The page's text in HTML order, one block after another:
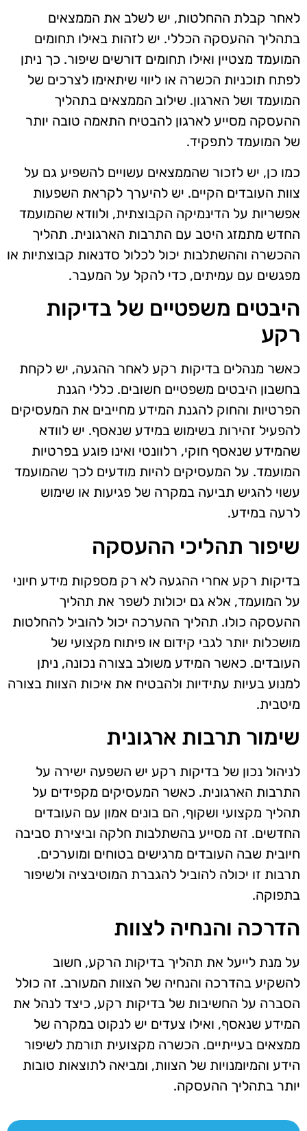
לאחר קבלת ההחלטות, יש לשלב את הממצאים
בתהליך ההעסקה הכללי. יש לזהות באילו תחומים
המועמד מצטיין ואילו תחומים דורשים שיפור. כך ניתן
לפתח תוכניות הכשרה או ליווי שיתאימו לצרכים של
המועמד ושל הארגון. שילוב הממצאים בתהליך
ההעסקה מסייע לארגון להבטיח התאמה טובה יותר
של המועמד לתפקיד.
כמו כן, יש לזכור שהממצאים עשויים להשפיע גם על
צוות העובדים הקיים. יש להיערך לקראת השפעות
אפשריות על הדינמיקה הקבוצתית, ולוודא שהמועמד
החדש מתמזג היטב עם התרבות הארגונית. תהליך
ההכשרה וההשתלבות יכול לכלול סדנאות קבוצתיות או
מפגשים עם עמיתים, כדי להקל על המעבר.
היבטים משפטיים של בדיקות
רקע
כאשר מנהלים בדיקות רקע לאחר ההגעה, יש לקחת
בחשבון היבטים משפטיים חשובים. כללי הגנת
הפרטיות והחוק להגנת המידע מחייבים את המעסיקים
להפעיל זהירות בשימוש במידע שנאסף. יש לוודא
שהמידע שנאסף חוקי, רלוונטי ואינו פוגע בפרטיות
המועמד. על המעסיקים להיות מודעים לכך שהמועמד
עשוי להגיש תביעה במקרה של פגיעות או שימוש
לרעה במידע.
שיפור תהליכי ההעסקה
בדיקות רקע אחרי ההגעה לא רק מספקות מידע חיוני
על המועמד, אלא גם יכולות לשפר את תהליך
ההעסקה כולו. תהליך ההערכה יכול להוביל להחלטות
מושכלות יותר לגבי קידום או פיתוח מקצועי של
העובדים. כאשר המידע משולב בצורה נכונה, ניתן
למנוע בעיות עתידיות ולהבטיח את איכות הצוות בצורה
מיטבית.
שימור תרבות ארגונית
לניהול נכון של בדיקות רקע יש השפעה ישירה על
התרבות הארגונית. כאשר המעסיקים מקפידים על
תהליך מקצועי ושקוף, הם בונים אמון עם העובדים
החדשים. זה מסייע בהשתלבות חלקה וביצירת סביבה
חיובית שבה העובדים מרגישים בטוחים ומוערכים.
תרבות זו יכולה להוביל להגברת המוטיבציה ולשיפור
בתפוקה.
הדרכה והנחיה לצוות
על מנת לייעל את תהליך בדיקות הרקע, חשוב
להשקיע בהדרכה והנחיה של הצוות המעורב. זה כולל
הסברה על החשיבות של בדיקות רקע, כיצד לנהל את
המידע שנאסף, ואילו צעדים יש לנקוט במקרה של
ממצאים בעייתיים. הכשרה מקצועית תורמת לשיפור
הידע והמיומנויות של הצוות, ומביאה לתוצאות טובות
יותר בתהליך ההעסקה.